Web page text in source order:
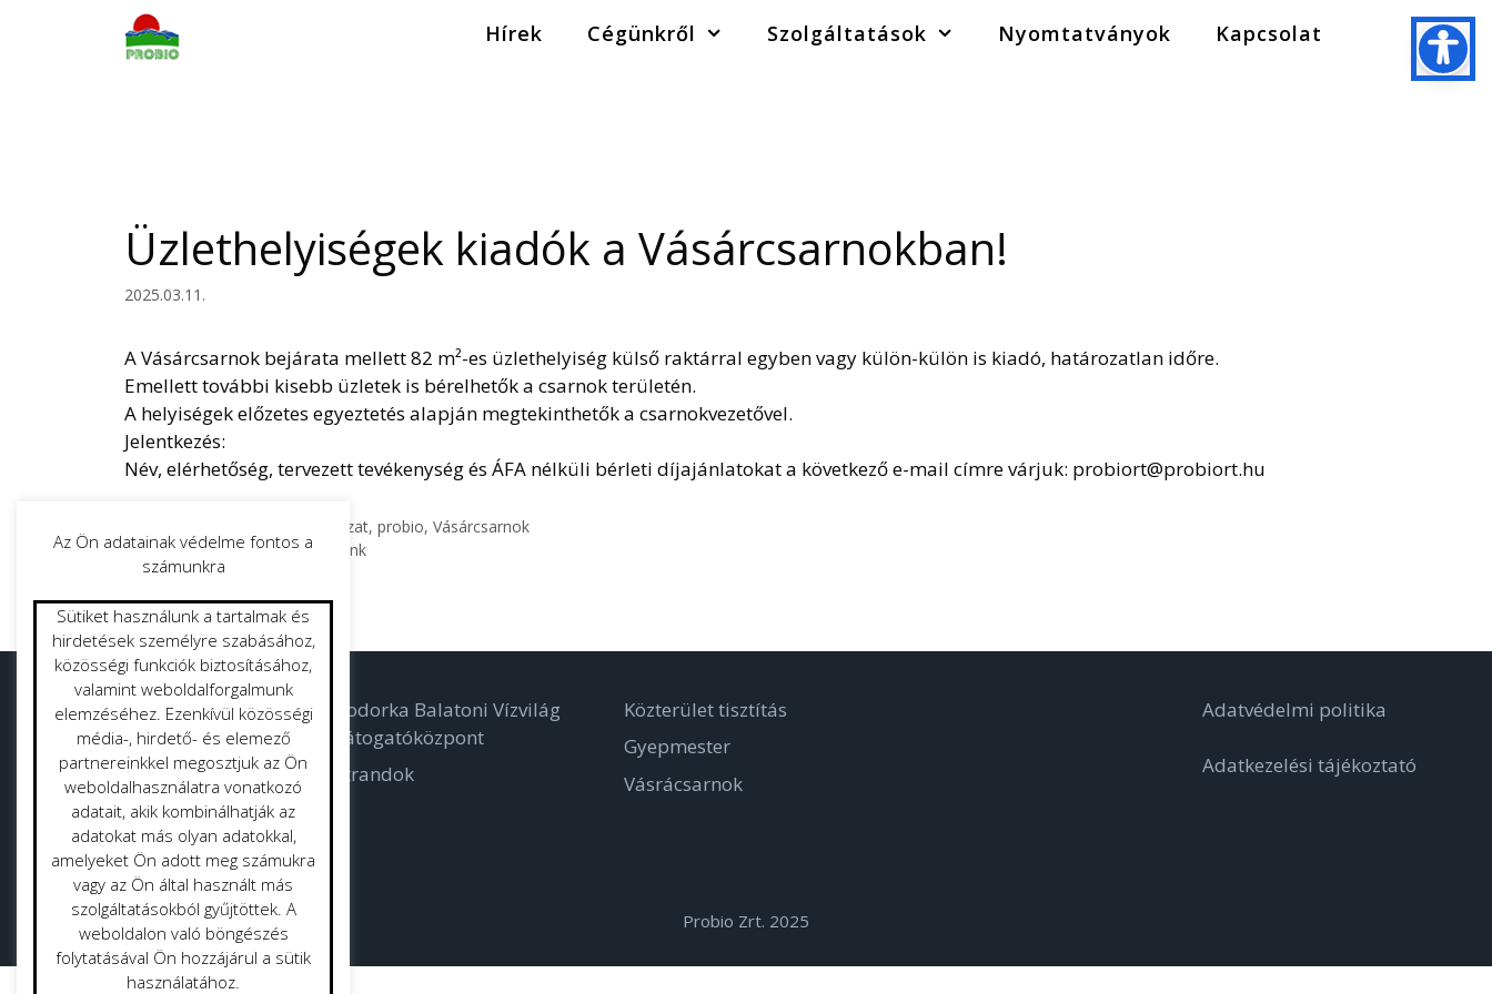
Hírek Cégünkről Szolgáltatások Nyomtatványok Kapcsolat
Üzlethelyiségek kiadók a Vásárcsarnokban!
2025.03.11.
A Vásárcsarnok bejárata mellett 82 m²-es üzlethelyiség külső raktárral egyben vagy külön-külön is kiadó, határozatlan időre.
Emellett további kisebb üzletek is bérelhetők a csarnok területén.
A helyiségek előzetes egyeztetés alapján megtekinthetők a csarnokvezetővel.
Jelentkezés:
Név, elérhetőség, tervezett tevékenység és ÁFA nélküli bérleti díjajánlatokat a következő e-mail címre várjuk: probiort@probiort.hu
palyazat,probio,Vásárcsarnok
Kertész munkatársat keresünk
Munkatársakat keressük
Parkolás
Létesítmény gazdálkodás
Parkgondozás
Bodorka Balatoni Vízvilág
Látogatóközpont
Strandok
Közterület tisztítás
Gyepmester
Vásrácsarnok
Adatvédelmi politika
Adatkezelési tájékoztató
Probio Zrt. 2025
Az Ön adatainak védelme fontos a
számunkra
Sütiket használunk a tartalmak és
hirdetések személyre szabásához,
közösségi funkciók biztosításához,
valamint weboldalforgalmunk
elemzéséhez. Ezenkívül közösségi
média-, hirdető- és elemező
partnereinkkel megosztjuk az Ön
weboldalhasználatra vonatkozó
adatait, akik kombinálhatják az
adatokat más olyan adatokkal,
amelyeket Ön adott meg számukra
vagy az Ön által használt más
szolgáltatásokból gyűjtöttek. A
weboldalon való böngészés
folytatásával Ön hozzájárul a sütik
használatához.